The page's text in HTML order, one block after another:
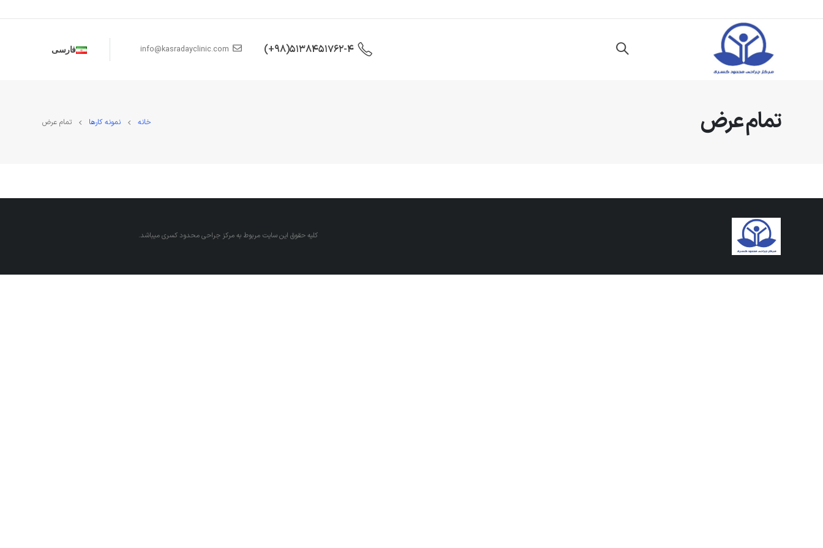
5138451762-4(98+)
info@kasradayclinic.com فارسی
تمام عرض خانه نمونه کارها تمام عرض
کلیه حقوق این سایت مربوط به مرکز جراحی محدود کسری میباشد.